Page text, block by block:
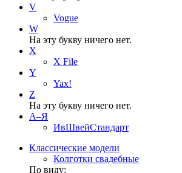
V
Vogue
W
На эту букву ничего нет.
X
X File
Y
Yax!
Z
На эту букву ничего нет.
А–Я
ИвШвейСтандарт
Классические модели
Колготки свадебные
По виду: